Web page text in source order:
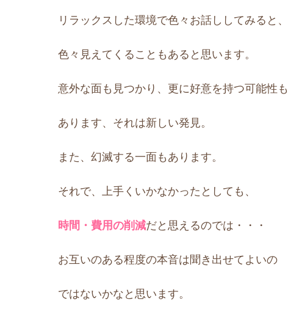
リラックスした環境で色々お話ししてみると、
色々見えてくることもあると思います。
意外な面も見つかり、更に好意を持つ可能性も
あります、それは新しい発見。
また、幻滅する一面もあります。
それで、上手くいかなかったとしても、
時間・費用の削減だと思えるのでは・・・
お互いのある程度の本音は聞き出せてよいの
ではないかなと思います。